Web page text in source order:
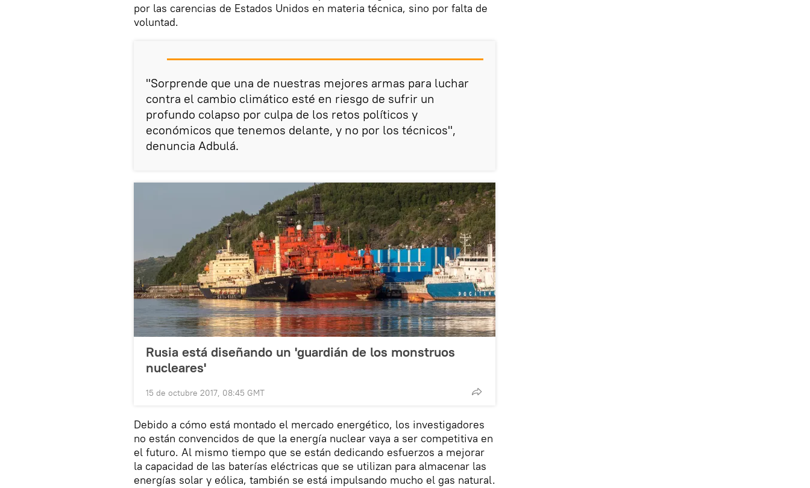
por las carencias de Estados Unidos en materia técnica, sino por falta de
voluntad.
"Sorprende que una de nuestras mejores armas para luchar
contra el cambio climático esté en riesgo de sufrir un
profundo colapso por culpa de los retos políticos y
económicos que tenemos delante, y no por los técnicos",
denuncia Adbulá.
Rusia está diseñando un 'guardián de los monstruos
nucleares'
15 de octubre 2017, 08:45 GMT
Debido a cómo está montado el mercado energético, los investigadores
no están convencidos de que la energía nuclear vaya a ser competitiva en
el futuro. Al mismo tiempo que se están dedicando esfuerzos a mejorar
la capacidad de las baterías eléctricas que se utilizan para almacenar las
energías solar y eólica, también se está impulsando mucho el gas natural.